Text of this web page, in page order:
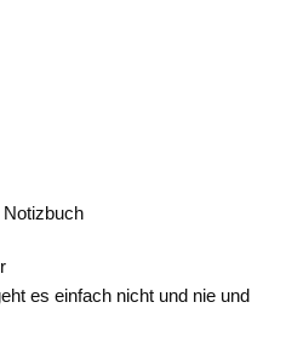
es einfach nicht und nie und